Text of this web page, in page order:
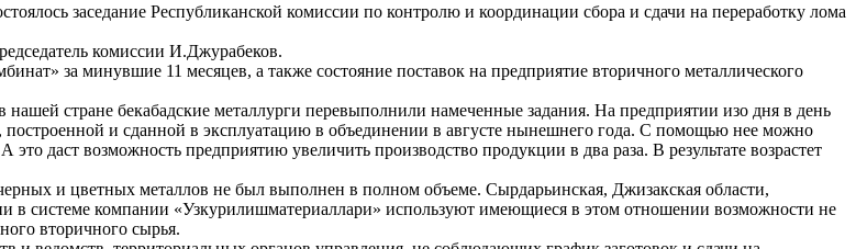
заседание Республиканской комиссии по контролю и координации сбора и сдачи на переработку лома
комиссии И.Джурабеков.
за минувшие 11 месяцев, а также состояние поставок на предприятие вторичного металлического
стране бекабадские металлурги перевыполнили намеченные задания. На предприятии изо дня в день
построенной и сданной в эксплуатацию в объединении в августе нынешнего года. С помощью нее можно
даст возможность предприятию увеличить производство продукции в два раза. В результате возрастет
и цветных металлов не был выполнен в полном объеме. Сырдарьинская, Джизакская области,
в системе компании «Узкурилишматериаллари» используют имеющиеся в этом отношении возможности не
вторичного сырья.